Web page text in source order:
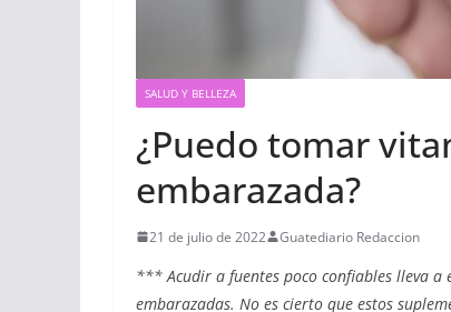
SALUD Y BELLEZA
¿Puedo tomar
embarazada?
21 de julio de 2022 Guatediario Redaccion
*** Acudir a fuentes poco confiables lleva a
embarazadas. No es cierto que estos